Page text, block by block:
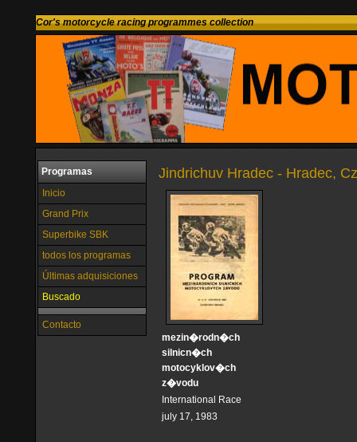
Cor's motorcycle racing programmes collection
Programas
Inicio
Grand Prix
Superbike SBK
todos los programas
Últimas adquisiciones
Buscado
Contacto
Jindrichuv Hradec - Hradec,
mezin�rodn�ch
silnicn�ch
motocyklov�ch
z�vodu
International Race
july 17, 1983